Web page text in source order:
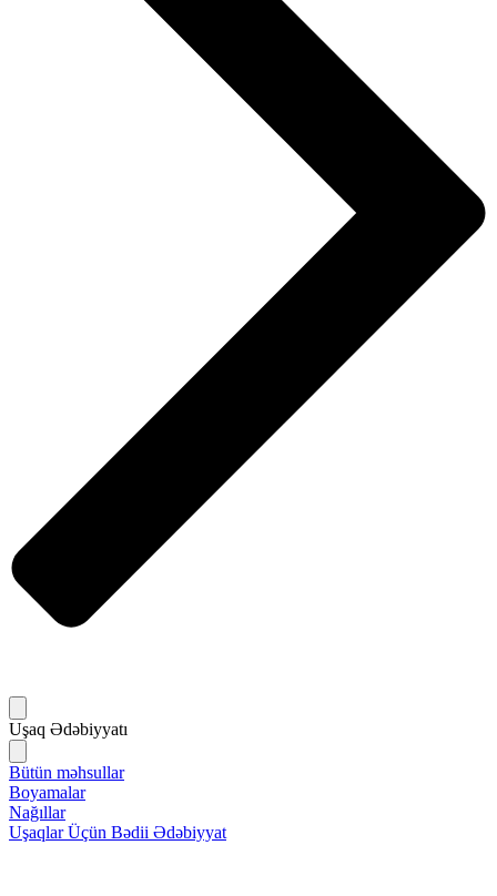
Uşaq Ədəbiyyatı
Bütün məhsullar
Boyamalar
Nağıllar
Uşaqlar Üçün Bədii Ədəbiyyat